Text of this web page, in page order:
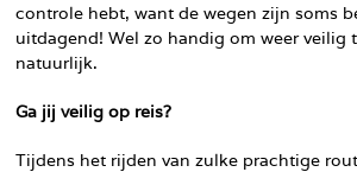
controle hebt, want de wegen zijn soms
uitdagend! Wel zo handig om weer veilig
natuurlijk.
Ga jij veilig op reis?
Tijdens het rijden van zulke prachtige